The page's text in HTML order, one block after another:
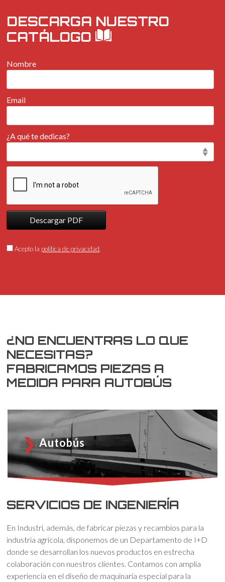
DESCARGA NUESTRO
CATÁLOGO
Nombre
Email
¿A qué te dedicas?
Acepto la política de privacidad.
Descargar PDF
¿NO ENCUENTRAS LO QUE
NECESITAS?
FABRICAMOS PIEZAS A
MEDIDA PARA AUTOBÚS
Autobús
SERVICIOS DE INGENIERÍA
En Industri, además, de fabricar piezas y recambios para la
industria agrícola, disponemos de un Departamento de I+D
donde se desarrollan los nuevos productos en estrecha
colaboración con nuestros clientes. Contamos con amplia
experiencia en el diseño de maquinaria especial para la